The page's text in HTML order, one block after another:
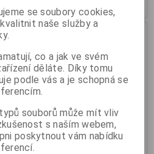
se soubory cookies,
naše služby a
co a jak ve svém
děláte. Díky tomu
podle vás a je schopná se
souborů může mít vliv
s naším webem,
poskytnout vám nabídku